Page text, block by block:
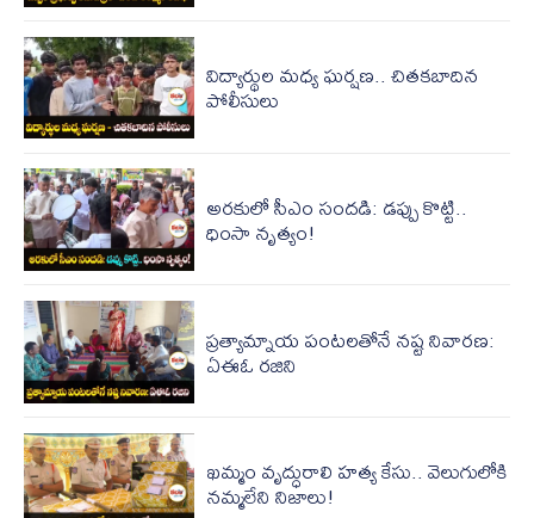
విద్యార్థుల మధ్య ఘర్షణ.. చితకబాదిన
పోలీసులు
అరకులో సీఎం సందడి: డప్పు కొట్టి..
ధింసా నృత్యం!
ప్రత్యామ్నాయ పంటల‌తోనే న‌ష్ట నివార‌ణ:
ఏఈఓ రజిని
ఖమ్మం వృద్ధురాలి హత్య కేసు.. వెలుగులోకి
నమ్మలేని నిజాలు!